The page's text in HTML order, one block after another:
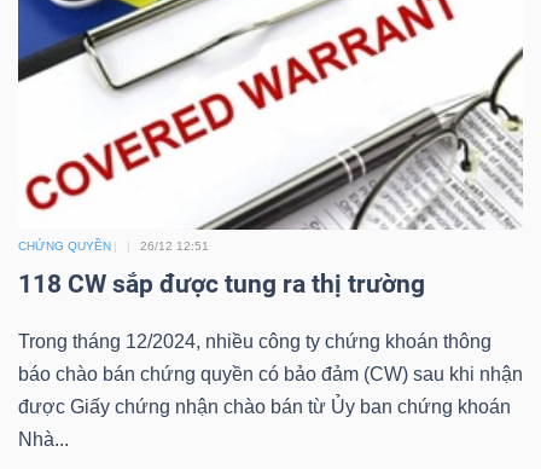
CHỨNG QUYỀN 26/12 12:51
118 CW sắp được tung ra thị trường
Trong tháng 12/2024, nhiều công ty chứng khoán thông
báo chào bán chứng quyền có bảo đảm (CW) sau khi nhận
được Giấy chứng nhận chào bán từ Ủy ban chứng khoán
Nhà...
Tin
Bài
viết
của
giả
(-)
Báo